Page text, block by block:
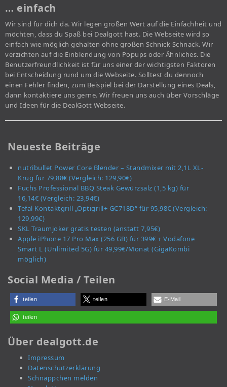
… einfach
Wir sind für dich da. Wir legen großen Wert auf die Einfachheit und
möchten, dass du Spaß bei Dealgott hast. Die Webseite wird so
einfach wie möglich gehalten ohne großen Schnick Schnack. Wir
verzichten auf die Einblendung von Popups oder Ähnliches. Die
Benutzerfreundlichkeit ist für uns einer der wichtigsten Faktoren
bei Entscheidung rund um die Webseite. Solltest du dennoch
einen Fehler finden, zum Beispiel bei der Darstellung eines Deals,
dann kontaktiere uns gerne. Wir freuen uns auch über Vorschläge
und Ideen für die DealGott Webseite.
Neueste Beiträge
nutribullet Power Core Blender – Standmixer mit 2,1L XL-
Krug für 79,88€ (Vergleich: 129,90€)
Fuchs Professional BBQ Steak Gewürzsalz (1,5 kg) für
16,14€ (Vergleich: 23,94€)
Tefal Kontaktgrill „Optigrill+ GC718D“ für 95,98€ (Vergleich:
129,99€)
SKL Traumjoker gratis testen (anstatt 7,95€)
Apple iPhone 17 Pro Max (256 GB) für 399€ + Vodafone
Smart L (Unlimited 5G) für 49,99€/Monat (GigaKombi
möglich)
Social Media / Teilen
teilen teilen E-Mail
teilen
Über dealgott.de
Impressum
Datenschutzerklärung
Schnäppchen melden